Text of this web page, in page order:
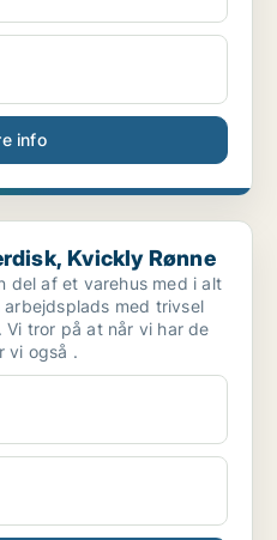
info
Rønne
Kvickly Rønne
del af et varehus med i alt
med trivsel
tror på at når vi har de
vi også .